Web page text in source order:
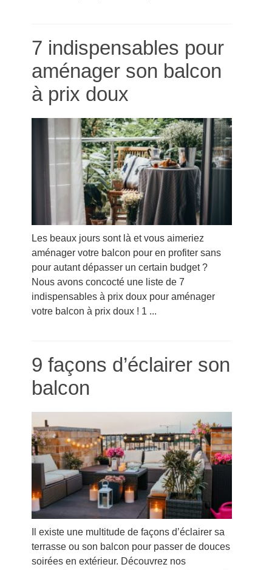
7 indispensables pour
aménager son balcon
à prix doux
Les beaux jours sont là et vous aimeriez
aménager votre balcon pour en profiter sans
pour autant dépasser un certain budget ?
Nous avons concocté une liste de 7
indispensables à prix doux pour aménager
votre balcon à prix doux ! 1 ...
9 façons d’éclairer son
balcon
Il existe une multitude de façons d’éclairer sa
terrasse ou son balcon pour passer de douces
soirées en extérieur. Découvrez nos